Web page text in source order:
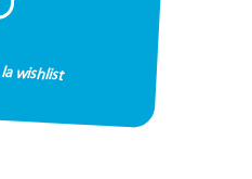
wishlist